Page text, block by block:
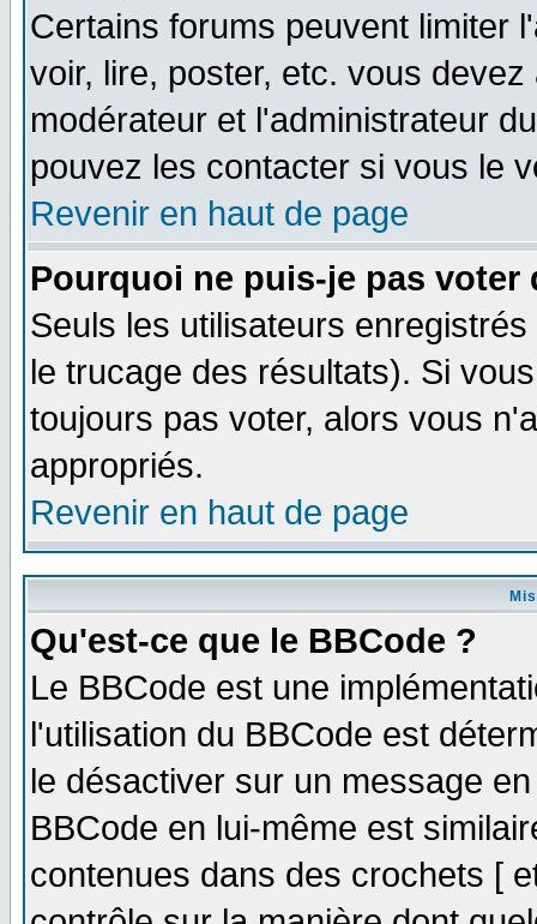
Certains forums peuvent limiter
voir, lire, poster, etc. vous
modérateur et l'administrateur
pouvez les contacter si vous le
Revenir en haut de page
Pourquoi ne puis-je pas voter
Seuls les utilisateurs
le trucage des résultats). Si
toujours pas voter, alors vous
appropriés.
Revenir en haut de page
Qu'est-ce que le BBCode ?
Le BBCode est une
l'utilisation du BBCode est
le désactiver sur un message
BBCode en lui-même est
contenues dans des crochets [